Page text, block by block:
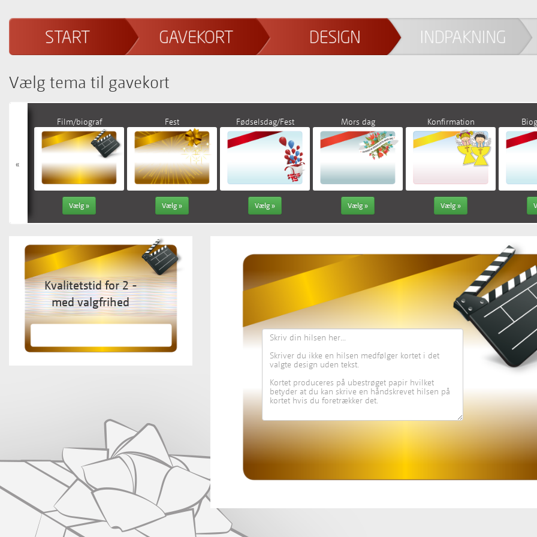
Vælg tema til gavekort
«
Film/biograf
Vælg »
Fest
Vælg »
Fødselsdag/Fest
Vælg »
Mors dag
Vælg »
Konfirmation
Vælg »
Kvalitetstid for 2 -
med valgfrihed